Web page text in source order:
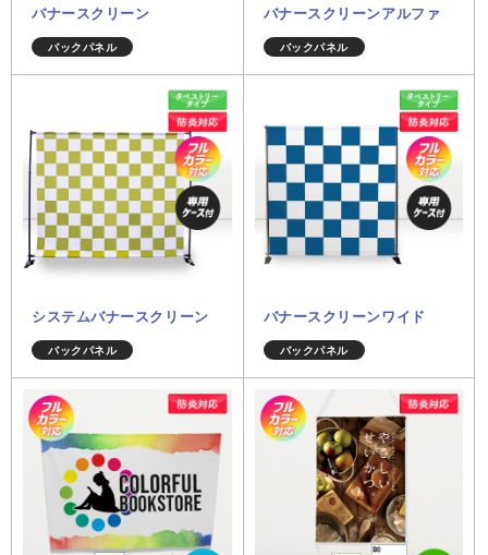
バナースクリーン
バックパネル
バナースクリーンアルファ
バックパネル
システムバナースクリーン
バックパネル
バナースクリーンワイド
バックパネル